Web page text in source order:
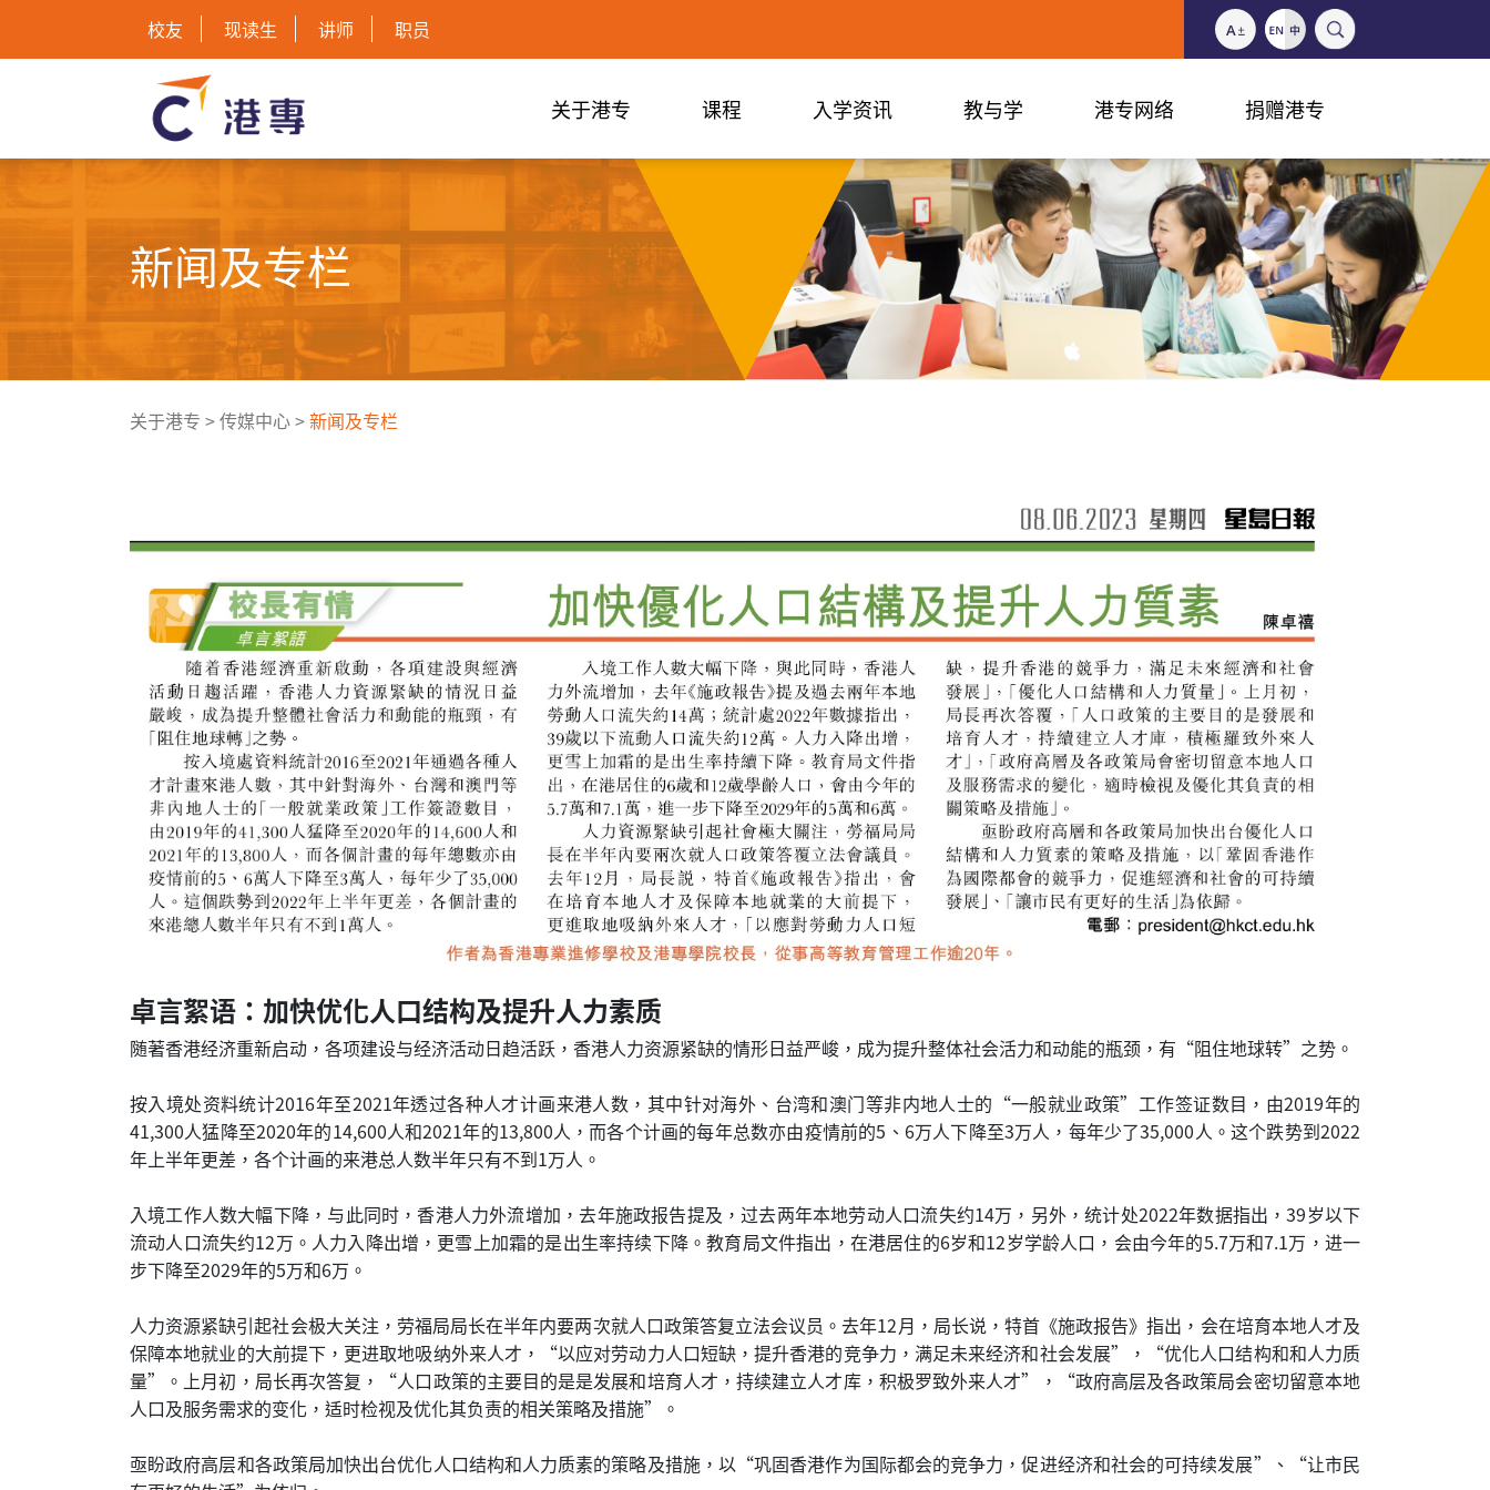
校友 现读生 讲师 职员
关于港专 课程 入学资讯 教与学 港专网络 捐赠港专
新闻及专栏
关于港专 >传媒中心>新闻及专栏
卓言絮语：加快优化人口结构及提升人力素质
随著香港经济重新启动，各项建设与经济活动日趋活跃，香港人力资源紧缺的情形日益严峻，成为提升整体社会活力和动能的瓶颈，有“阻住地球转”之势。
按入境处资料统计2016年至2021年透过各种人才计画来港人数，其中针对海外、台湾和澳门等非内地人士的“一般就业政策”工作签证数目，由2019年的
41,300人猛降至2020年的14,600人和2021年的13,800人，而各个计画的每年总数亦由疫情前的5、6万人下降至3万人，每年少了35,000人。这个跌势到2022
年上半年更差，各个计画的来港总人数半年只有不到1万人。
入境工作人数大幅下降，与此同时，香港人力外流增加，去年施政报告提及，过去两年本地劳动人口流失约14万，另外，统计处2022年数据指出，39岁以下
流动人口流失约12万。人力入降出增，更雪上加霜的是出生率持续下降。教育局文件指出，在港居住的6岁和12岁学龄人口，会由今年的5.7万和7.1万，进一
步下降至2029年的5万和6万。
人力资源紧缺引起社会极大关注，劳福局局长在半年内要两次就人口政策答复立法会议员。去年12月，局长说，特首《施政报告》指出，会在培育本地人才及
保障本地就业的大前提下，更进取地吸纳外来人才，“以应对劳动力人口短缺，提升香港的竞争力，满足未来经济和社会发展”，“优化人口结构和和人力质
量”。上月初，局长再次答复，“人口政策的主要目的是是发展和培育人才，持续建立人才库，积极罗致外来人才”，“政府高层及各政策局会密切留意本地
人口及服务需求的变化，适时检视及优化其负责的相关策略及措施”。
亟盼政府高层和各政策局加快出台优化人口结构和人力质素的策略及措施，以“巩固香港作为国际都会的竞争力，促进经济和社会的可持续发展”、“让市民